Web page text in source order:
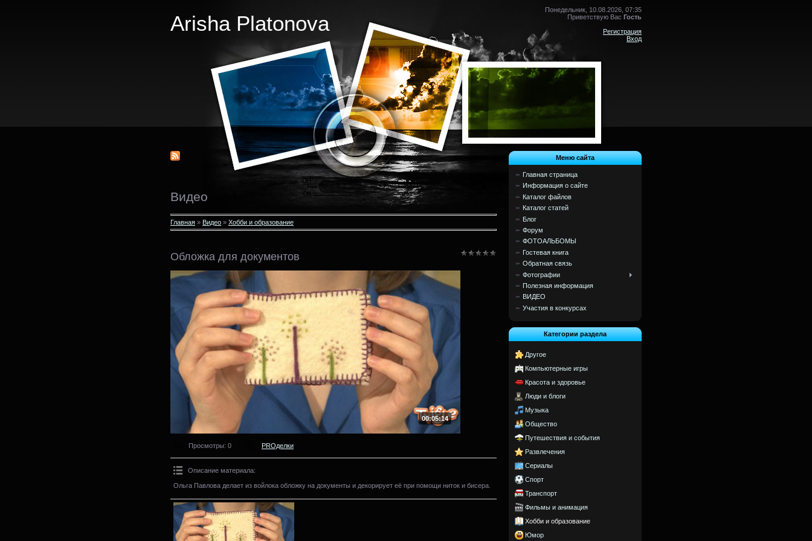
Arisha Platonova
Понедельник, 10.08.2026, 07:35
Приветствую Вас Гость
Регистрация
Вход
Видео
Главная » Видео » Хобби и образование
Обложка для документов
00:05:14
Просмотры: 0 PROделки
Описание материала:
Ольга Павлова делает из войлока обложку на документы и декорирует её при помощи ниток и бисера.
Меню сайта
Главная страница
Информация о сайте
Каталог файлов
Каталог статей
Блог
Форум
ФОТОАЛЬБОМЫ
Гостевая книга
Обратная связь
Фотографии
Полезная информация
ВИДЕО
Участия в конкурсах
Категории раздела
Другое
Компьютерные игры
Красота и здоровье
Люди и блоги
Музыка
Общество
Путешествия и события
Развлечения
Сериалы
Спорт
Транспорт
Фильмы и анимация
Хобби и образование
Юмор